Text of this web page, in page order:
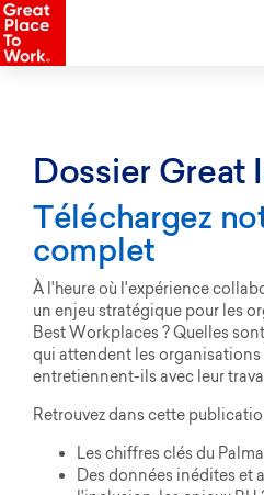
Dossier Great
Téléchargez
complet
À l'heure où l'expérience
un enjeu stratégique pour les
Best Workplaces ? Quelles
qui attendent les organisations
entretiennent-ils avec leur
Retrouvez dans cette
Les chiffres clés du
Des données inédites et